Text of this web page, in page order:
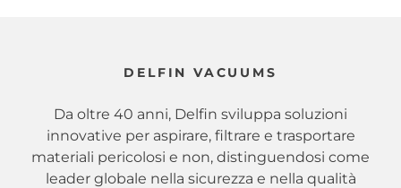
DELFIN VACUUMS
Da oltre 40 anni, Delfin sviluppa soluzioni
innovative per aspirare, filtrare e trasportare
materiali pericolosi e non, distinguendosi come
leader globale nella sicurezza e nella qualità